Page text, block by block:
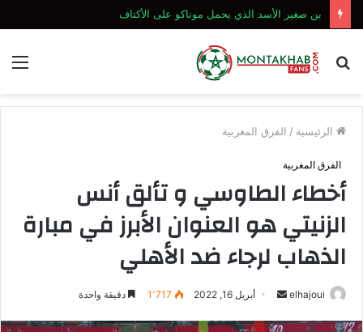
بن صغير الأسد الذي يحمل موناكو على الأكتاف
بحث
الرئيسية / الفرق المغربية
الفرق المغربية
أخطاء الطاوسي و تألق أنس
الزنيتي هو العنوان الأبرز في مبارة
الذهاب لرجاء ضد الأهلي
elhajoui
أرسل أبريل 16, 2022 1٬717 دقيقة واحدة